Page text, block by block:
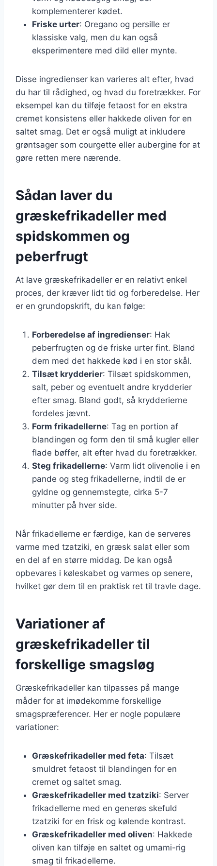
komplementerer kødet.
Friske urter: Oregano og persille er
klassiske valg, men du kan også
eksperimentere med dild eller mynte.
Disse ingredienser kan varieres alt efter, hvad
du har til rådighed, og hvad du foretrækker. For
eksempel kan du tilføje fetaost for en ekstra
cremet konsistens eller hakkede oliven for en
saltet smag. Det er også muligt at inkludere
grøntsager som courgette eller aubergine for at
gøre retten mere nærende.
Sådan laver du
græskefrikadeller med
spidskommen og
peberfrugt
At lave græskefrikadeller er en relativt enkel
proces, der kræver lidt tid og forberedelse. Her
er en grundopskrift, du kan følge:
Forberedelse af ingredienser: Hak
peberfrugten og de friske urter fint. Bland
dem med det hakkede kød i en stor skål.
Tilsæt krydderier: Tilsæt spidskommen,
salt, peber og eventuelt andre krydderier
efter smag. Bland godt, så krydderierne
fordeles jævnt.
Form frikadellerne: Tag en portion af
blandingen og form den til små kugler eller
flade bøffer, alt efter hvad du foretrækker.
Steg frikadellerne: Varm lidt olivenolie i en
pande og steg frikadellerne, indtil de er
gyldne og gennemstegte, cirka 5-7
minutter på hver side.
Når frikadellerne er færdige, kan de serveres
varme med tzatziki, en græsk salat eller som
en del af en større middag. De kan også
opbevares i køleskabet og varmes op senere,
hvilket gør dem til en praktisk ret til travle dage.
Variationer af
græskefrikadeller til
forskellige smagsløg
Græskefrikadeller kan tilpasses på mange
måder for at imødekomme forskellige
smagspræferencer. Her er nogle populære
variationer:
Græskefrikadeller med feta: Tilsæt
smuldret fetaost til blandingen for en
cremet og saltet smag.
Græskefrikadeller med tzatziki: Server
frikadellerne med en generøs skefuld
tzatziki for en frisk og kølende kontrast.
Græskefrikadeller med oliven: Hakkede
oliven kan tilføje en saltet og umami-rig
smag til frikadellerne.